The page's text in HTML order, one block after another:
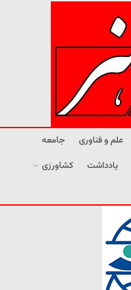
علم و فناوری
جامعه
یادداشت
کشاورزی